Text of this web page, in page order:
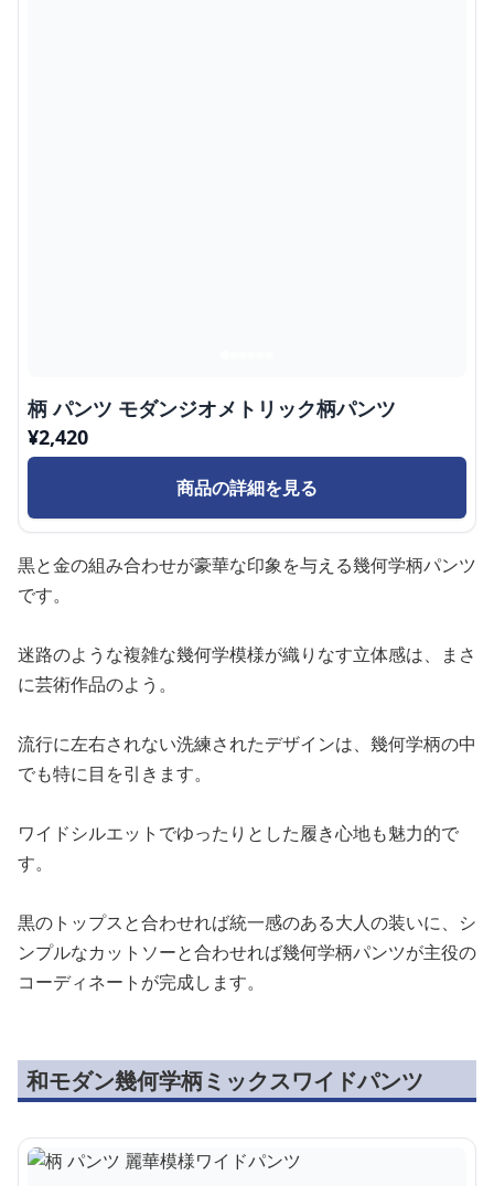
柄 パンツ モダンジオメトリック柄パンツ
¥2,420
商品の詳細を見る
黒と金の組み合わせが豪華な印象を与える幾何学柄パンツ
です。
迷路のような複雑な幾何学模様が織りなす立体感は、まさ
に芸術作品のよう。
流行に左右されない洗練されたデザインは、幾何学柄の中
でも特に目を引きます。
ワイドシルエットでゆったりとした履き心地も魅力的で
す。
黒のトップスと合わせれば統一感のある大人の装いに、シ
ンプルなカットソーと合わせれば幾何学柄パンツが主役の
コーディネートが完成します。
和モダン幾何学柄ミックスワイドパンツ